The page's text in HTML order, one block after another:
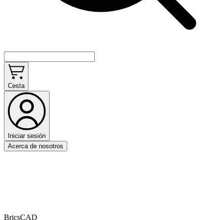
Cesta
Iniciar sesión
Acerca de nosotros
BricsCAD